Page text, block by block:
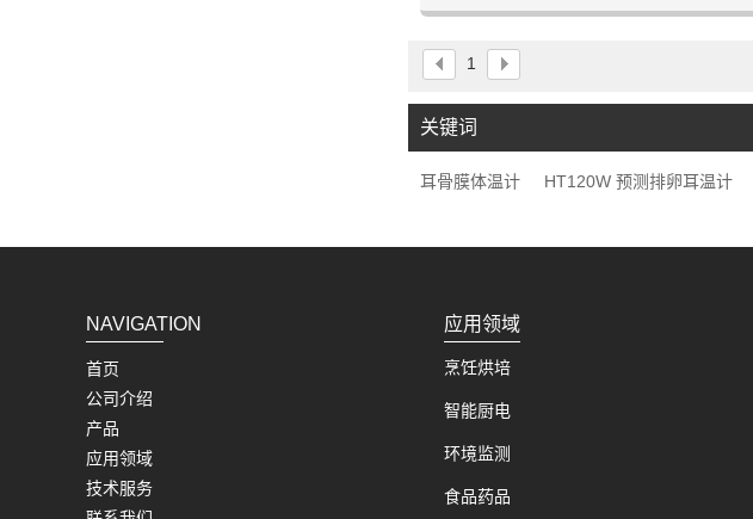
戴方式，测量基础体温，存储测量数据形成
体温曲线，配备APP分析软件
1
关键词
耳骨膜体温计 HT120W 预测排卵耳温计
NAVIGATION
首页
公司介绍
产品
应用领域
技术服务
应用领域
烹饪烘培
智能厨电
环境监测
食品药品